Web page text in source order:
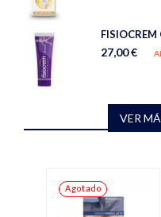
FISIOCREM
27,00 €
VER
Agotado